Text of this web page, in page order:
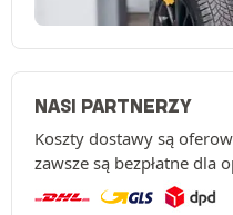
NASI PARTNERZY
Koszty dostawy są
zawsze są bezpłatne dla